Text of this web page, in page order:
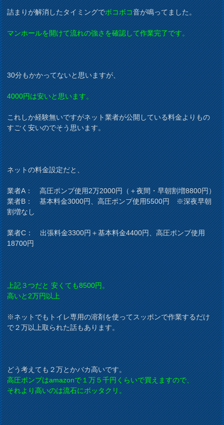
詰まりが解消したタイミングでボコボコ音が鳴ってました。
マンホールを開けて流れの強さを確認して作業完了です。
30分もかかってないと思いますが、
4000円は安いと思います。
これしか経験無いですがネット業者が公開している料金よりもの
すごく安いのでそう思います。
ネットの料金設定だと、
業者A： 高圧ポンプ使用2万2000円（＋夜間・早朝割増8800円）
業者B： 基本料金3000円、高圧ポンプ使用5500円 ※深夜早朝
割増なし
業者C： 出張料金3300円＋基本料金4400円、高圧ポンプ使用
18700円
上記３つだと 安くても8500円。
高いと2万円以上
※ネットでもトイレ専用の溶剤を使ってスッポンで作業するだけ
で２万以上取られた話もあります。
どう考えても２万とかバカ高いです。
高圧ポンプはamazonで１万５千円くらいで買えますので、
それより高いのは流石にボッタクリ。